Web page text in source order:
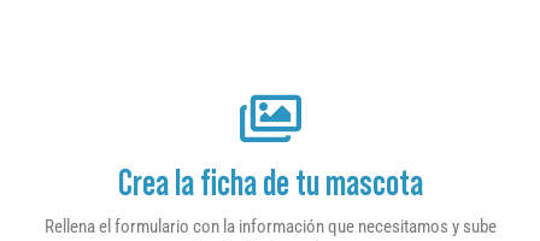
Crea la ficha de tu mascota
Rellena el formulario con la información que necesitamos y sube